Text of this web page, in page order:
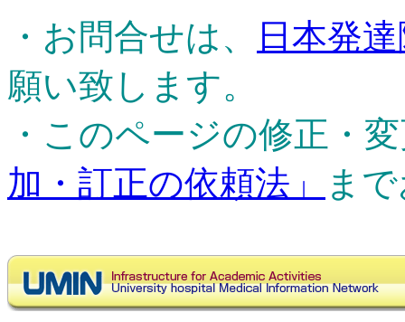
・お問合せは、
日本発
願い致します。
・このページの修正・
加・訂正の依頼法」
ま